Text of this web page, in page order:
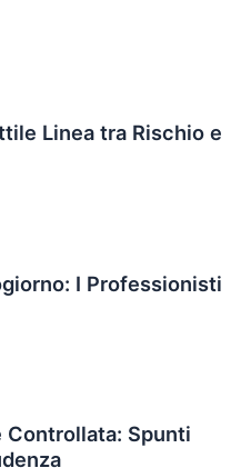
Linea tra Rischio e
I Professionisti
Controllata: Spunti